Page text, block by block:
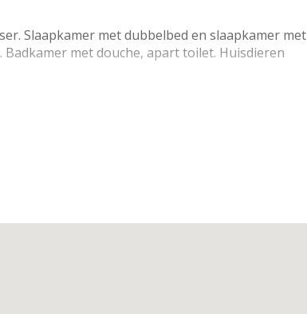
Slaapkamer met dubbelbed en slaapkamer met
met douche, apart toilet. Huisdieren
1 tweepersoonsdekbed, hoofdkussens